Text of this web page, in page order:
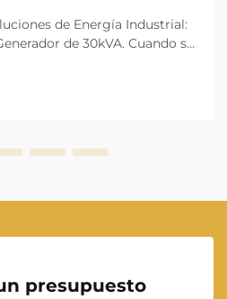
de Energía Industrial:
de 30kVA. Cuando se
de tamaño mediano, sitios
de respaldo, un generador
presupuesto